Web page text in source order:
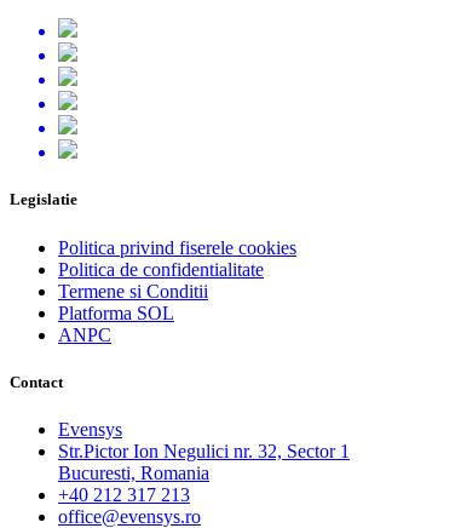
Legislatie
Politica privind fiserele cookies
Politica de confidentialitate
Termene si Conditii
Platforma SOL
ANPC
Contact
Evensys
Str.Pictor Ion Negulici nr. 32, Sector 1
Bucuresti, Romania
+40 212 317 213
office@evensys.ro